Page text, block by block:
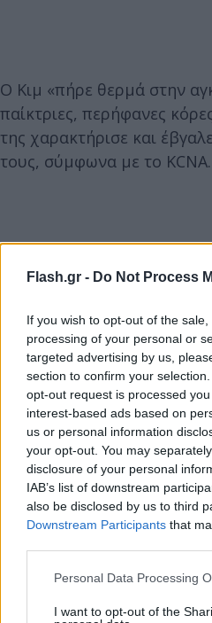
Flash.gr - Do Not Process
If you wish to opt-out of the
processing of your personal or
targeted advertising by us,
section to confirm your
opt-out request is processed
interest-based ads based on
us or personal information
your opt-out. You may
disclosure of your personal
IAB’s list of downstream
also be disclosed by us to third
Downstream Participants that
Please note that this website/
not limited to your visit or usage
Personal Data Processing
I want to opt-out of the
Ο Κιμ «πήρε θερμά στην
παίκτριες, περήφανες
της χαρακτήρισε και
τους, σύμφωνα με το KCNA.